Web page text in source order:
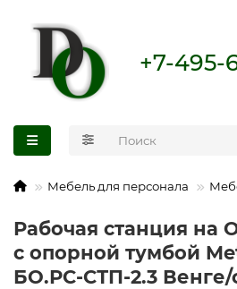
+7-495-
Мебель для персонала
Рабочая станция на
с опорной тумбой
БО.РС-СТП-2.3